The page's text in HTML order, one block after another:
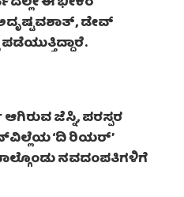
ಡೇವ್
ಜೆಸ್ನಿ, ಪರಸ್ಪರ
‘ದಿ ರಿಯರ್’
ನವದಂಪತಿಗಳಿಗೆ